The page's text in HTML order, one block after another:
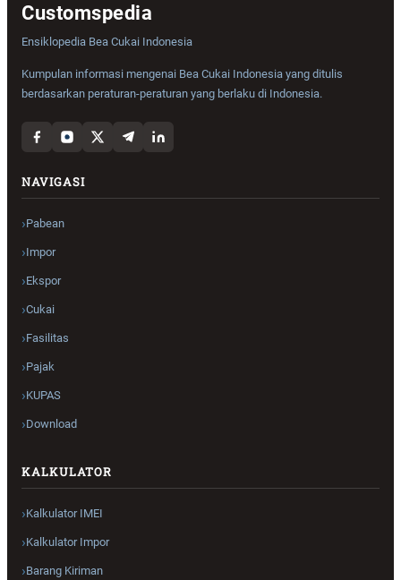
Customspedia
Ensiklopedia Bea Cukai Indonesia
Kumpulan informasi mengenai Bea Cukai Indonesia yang ditulis
berdasarkan peraturan-peraturan yang berlaku di Indonesia.
NAVIGASI
Pabean
Impor
Ekspor
Cukai
Fasilitas
Pajak
KUPAS
Download
KALKULATOR
Kalkulator IMEI
Kalkulator Impor
Barang Kiriman